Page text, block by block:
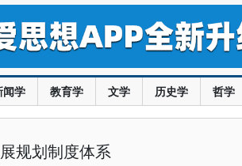
闻学 教育学 文学 历史学 哲学
规划制度体系